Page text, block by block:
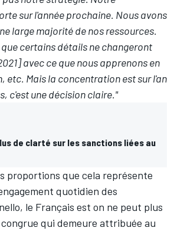
sur l'année prochaine. Nous avons
large majorité de nos ressources.
certains détails ne changeront
avec ce que nous apprenons en
etc. Mais la concentration est sur l'an
c'est une décision claire."
de clarté sur les sanctions liées au
proportions que cela représente
quotidien des
le Français est on ne peut plus
qui demeure attribuée au